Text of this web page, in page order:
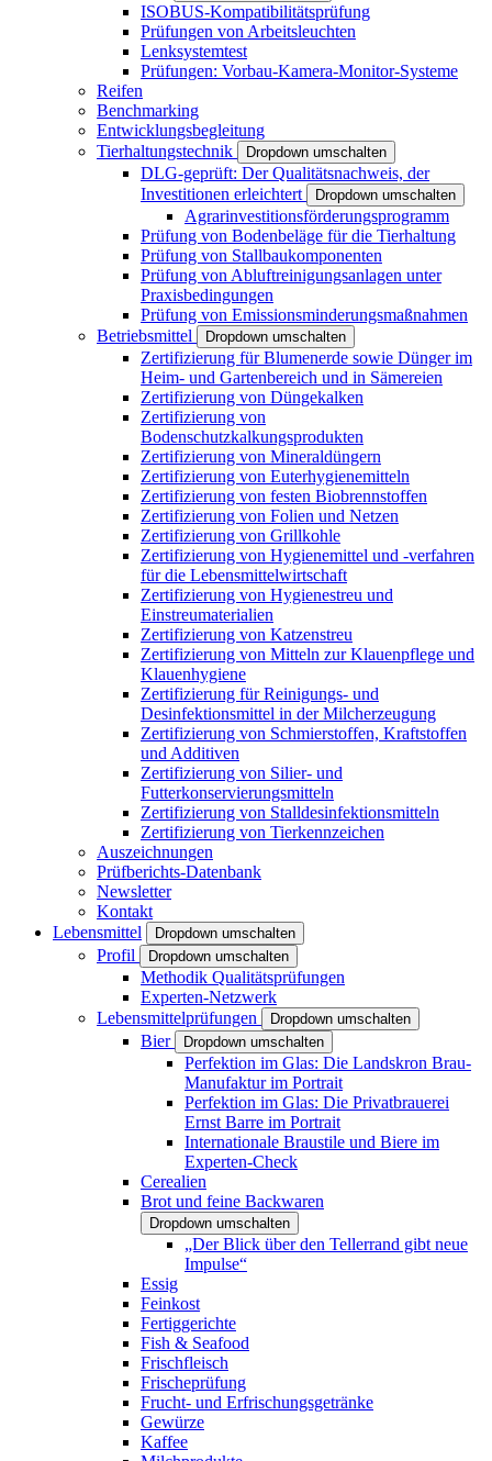
ISOBUS-Kompatibilitätsprüfung
Prüfungen von Arbeitsleuchten
Lenksystemtest
Prüfungen: Vorbau-Kamera-Monitor-Systeme
Reifen
Benchmarking
Entwicklungsbegleitung
Tierhaltungstechnik
Dropdown umschalten
DLG-geprüft: Der Qualitätsnachweis, der
Investitionen erleichtert
Dropdown umschalten
Agrarinvestitionsförderungsprogramm
Prüfung von Bodenbeläge für die Tierhaltung
Prüfung von Stallbaukomponenten
Prüfung von Abluftreinigungsanlagen unter
Praxisbedingungen
Prüfung von Emissionsminderungsmaßnahmen
Betriebsmittel
Dropdown umschalten
Zertifizierung für Blumenerde sowie Dünger im
Heim- und Gartenbereich und in Sämereien
Zertifizierung von Düngekalken
Zertifizierung von
Bodenschutzkalkungsprodukten
Zertifizierung von Mineraldüngern
Zertifizierung von Euterhygienemitteln
Zertifizierung von festen Biobrennstoffen
Zertifizierung von Folien und Netzen
Zertifizierung von Grillkohle
Zertifizierung von Hygienemittel und -verfahren
für die Lebensmittelwirtschaft
Zertifizierung von Hygienestreu und
Einstreumaterialien
Zertifizierung von Katzenstreu
Zertifizierung von Mitteln zur Klauenpflege und
Klauenhygiene
Zertifizierung für Reinigungs- und
Desinfektionsmittel in der Milcherzeugung
Zertifizierung von Schmierstoffen, Kraftstoffen
und Additiven
Zertifizierung von Silier- und
Futterkonservierungsmitteln
Zertifizierung von Stalldesinfektionsmitteln
Zertifizierung von Tierkennzeichen
Auszeichnungen
Prüfberichts-Datenbank
Newsletter
Kontakt
Lebensmittel
Dropdown umschalten
Profil Dropdown umschalten
Methodik Qualitätsprüfungen
Experten-Netzwerk
Lebensmittelprüfungen
Dropdown umschalten
Bier Dropdown umschalten
Perfektion im Glas: Die Landskron Brau-
Manufaktur im Portrait
Perfektion im Glas: Die Privatbrauerei
Ernst Barre im Portrait
Internationale Braustile und Biere im
Experten-Check
Cerealien
Brot und feine Backwaren
Dropdown umschalten
„Der Blick über den Tellerrand gibt neue
Impulse“
Essig
Feinkost
Fertiggerichte
Fish & Seafood
Frischfleisch
Frischeprüfung
Frucht- und Erfrischungsgetränke
Gewürze
Kaffee